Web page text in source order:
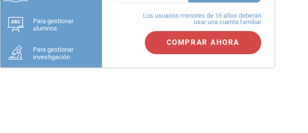
Para gestionar
alumnos
Para gestionar
investigación
Los usuarios menores de 16 años deberán
usar una cuenta familiar
COMPRAR AHORA